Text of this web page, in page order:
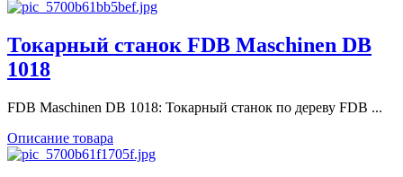
Токарный станок FDB Maschinen DB
1018
FDB Maschinen DB 1018: Токарный станок по дереву FDB ...
Описание товара